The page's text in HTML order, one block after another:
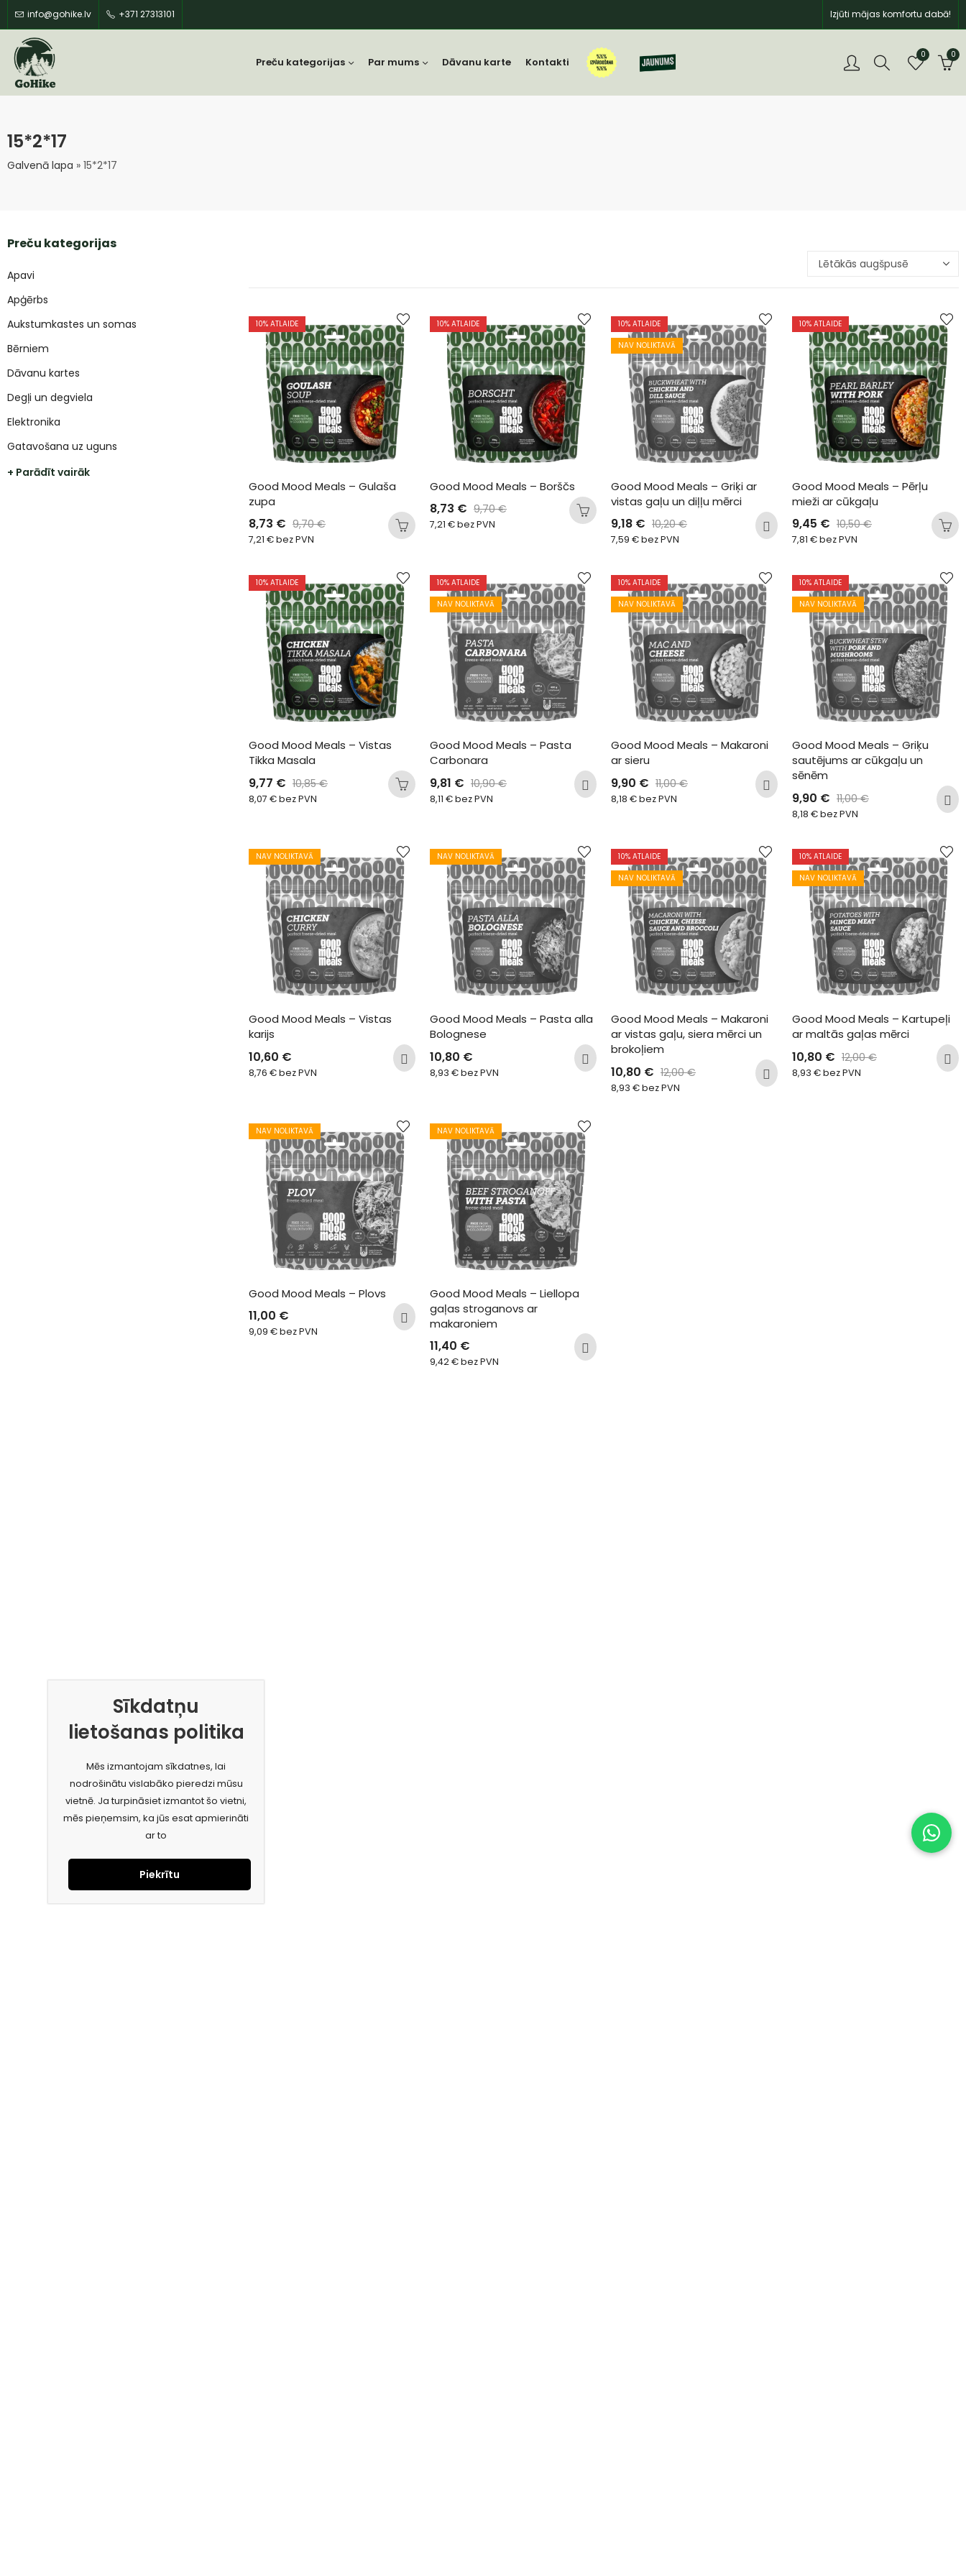
info@gohike.lv +371 27313101 Izjūti mājas komfortu dabā!
Preču kategorijas Par mums Dāvanu karte Kontakti
0 0
15*2*17
Galvenā lapa » 15*2*17
10% ATLAIDE
Good Mood Meals – Gulaša
zupa
8,73 € 9,70€
7,21 €bez PVN
10% ATLAIDE
Good Mood Meals – Borščs
8,73 € 9,70€
7,21 €bez PVN
10% ATLAIDE
NAV NOLIKTAVĀ
Good Mood Meals – Griķi ar
vistas gaļu un diļļu mērci
9,18 € 10,20€
7,59 €bez PVN
10% ATLAIDE
Good Mood Meals – Pērļu
mieži ar cūkgaļu
9,45 € 10,50€
7,81 €bez PVN
10% ATLAIDE
Good Mood Meals – Vistas
Tikka Masala
9,77 € 10,85€
8,07 €bez PVN
10% ATLAIDE
NAV NOLIKTAVĀ
Good Mood Meals – Pasta
Carbonara
9,81 € 10,90€
8,11 €bez PVN
10% ATLAIDE
NAV NOLIKTAVĀ
Good Mood Meals – Makaroni
ar sieru
9,90 € 11,00€
8,18 €bez PVN
10% ATLAIDE
NAV NOLIKTAVĀ
Good Mood Meals – Griķu
sautējums ar cūkgaļu un
sēnēm
9,90 € 11,00€
8,18 €bez PVN
NAV NOLIKTAVĀ
Good Mood Meals – Vistas
karijs
10,60 €
8,76 €bez PVN
NAV NOLIKTAVĀ
Good Mood Meals – Pasta alla
Bolognese
10,80 €
8,93 €bez PVN
10% ATLAIDE
NAV NOLIKTAVĀ
Good Mood Meals – Makaroni
ar vistas gaļu, siera mērci un
brokoļiem
10,80 € 12,00€
8,93 €bez PVN
10% ATLAIDE
NAV NOLIKTAVĀ
Good Mood Meals – Kartupeļi
ar maltās gaļas mērci
10,80 € 12,00€
8,93 €bez PVN
NAV NOLIKTAVĀ
Good Mood Meals – Plovs
11,00 €
9,09 €bez PVN
NAV NOLIKTAVĀ
Good Mood Meals – Liellopa
gaļas stroganovs ar
makaroniem
11,40 €
9,42€bez PVN
Preču kategorijas
Apavi
Apģērbs
Aukstumkastes un somas
Bērniem
Dāvanu kartes
Degļi un degviela
Elektronika
Gatavošana uz uguns
+ Parādīt vairāk
Sīkdatņu
lietošanas politika
Mēs izmantojam sīkdatnes, lai
nodrošinātu vislabāko pieredzi mūsu
vietnē. Ja turpināsiet izmantot šo vietni,
mēs pieņemsim, ka jūs esat apmierināti
ar to
Piekrītu